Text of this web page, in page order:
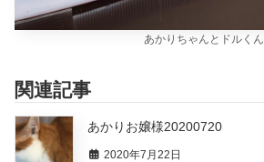
あかりちゃんとドルくん
関連記事
あかりお嬢様20200720
2020年7月22日